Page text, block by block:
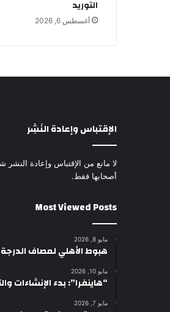
التوريد
أغسطس 6, 2026
الإقتباس وإعادة النَشِر
لا مانع من الإقتباس وإعادة
أصحابها فقط.
Most Viewed Posts
مايو 8, 2026
هبوط الأهلي لمصاف
مايو 10, 2026
“هاينفرا”: بدء الإنشاءات
مايو 7, 2026